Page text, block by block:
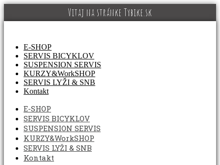
Vitaj na stránke Tybike.sk
E-SHOP
SERVIS BICYKLOV
SUSPENSION SERVIS
KURZY&WorkSHOP
SERVIS LYŽI & SNB
Kontakt
E-SHOP
SERVIS BICYKLOV
SUSPENSION SERVIS
KURZY&WorkSHOP
SERVIS LYŽI & SNB
Kontakt